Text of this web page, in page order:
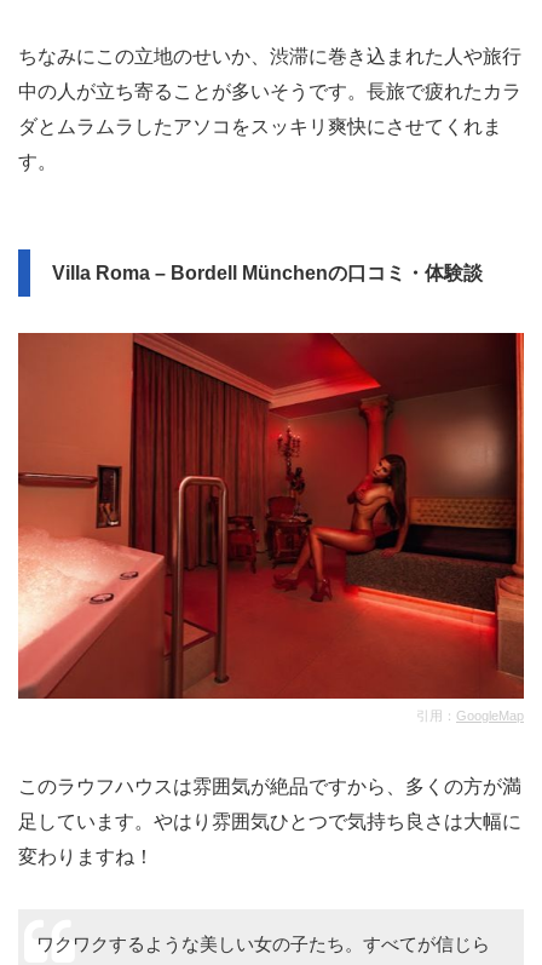
ちなみにこの立地のせいか、渋滞に巻き込まれた人や旅行
中の人が立ち寄ることが多いそうです。長旅で疲れたカラ
ダとムラムラしたアソコをスッキリ爽快にさせてくれま
す。
Villa Roma – Bordell Münchenの口コミ・体験談
引用： GoogleMap
このラウフハウスは雰囲気が絶品ですから、多くの方が満
足しています。やはり雰囲気ひとつで気持ち良さは大幅に
変わりますね！
ワクワクするような美しい女の子たち。すべてが信じら